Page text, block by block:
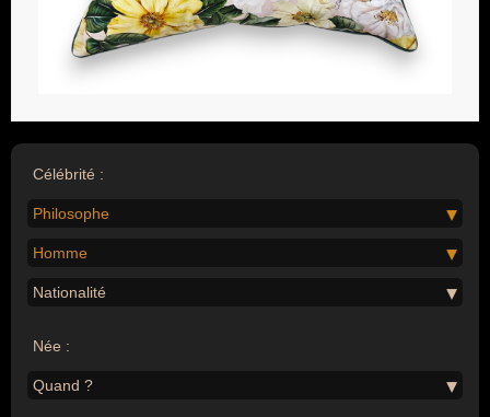
Célébrité :
Philosophe
Homme
Nationalité
Née :
Quand ?